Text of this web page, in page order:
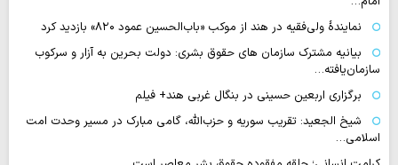
نمایندهٔ ولی‌فقیه در هند از موکب «باب‌الحسین عمود ۸۲۰» بازدید کرد
بیانیه مشترک سازمان های حقوق بشری: دولت بحرین به آزار و سرکوب
سازمان‌یافته…
برگزاری اربعین حسینی در بنگال غربی هند+ فیلم
شیخ الجعید: تقریب سوریه و حزب‌الله، گامی مبارک در مسیر وحدت امت
اسلامی…